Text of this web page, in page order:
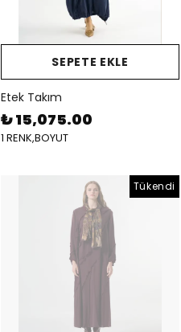
SEPETE EKLE
Etek Takım
₺ 15,075.00
1 RENK,BOYUT
Tükendi